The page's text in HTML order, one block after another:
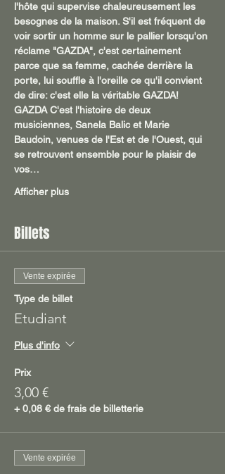
l'hôte qui supervise chaleureusement les
besognes de la maison. S'il est fréquent de
voir sortir un homme sur le pallier lorsqu'on
réclame "GAZDA", c'est certainement
parce que sa femme, cachée derrière la
porte, lui souffle à l'oreille ce qu'il convient
de dire: c'est elle la véritable GAZDA!
GAZDA C'est l'histoire de deux
musiciennes, Sanela Balic et Marie
Baudoin, venues de l'Est et de l'Ouest, qui
se retrouvent ensemble pour le plaisir de
vos…
Afficher plus
Billets
Vente expirée
Type de billet
Etudiant
Plus d'info
Prix
3,00 €
+ 0,08 € de frais de billetterie
Vente expirée